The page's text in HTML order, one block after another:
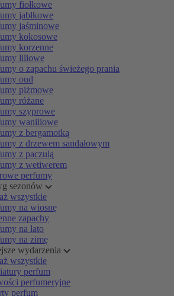
fiołkowe
jabłkowe
jaśminowe
kokosowe
korzenne
liliowe
o zapachu świeżego prania
oud
piżmowe
różane
szyprowe
waniliowe
z bergamotką
z drzewem sandałowym
z paczulą
z wetiwerem
perfumy
sezonów
wszystkie
na wiosnę
zapachy
na lato
na zimę
wydarzenia
wszystkie
perfum
perfumeryjne
perfum